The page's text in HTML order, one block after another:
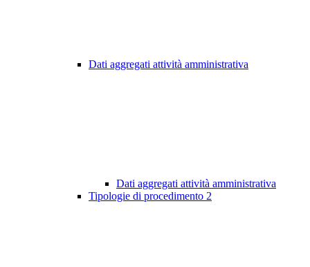
Dati aggregati attività amministrativa
Dati aggregati attività amministrativa
Tipologie di procedimento 2